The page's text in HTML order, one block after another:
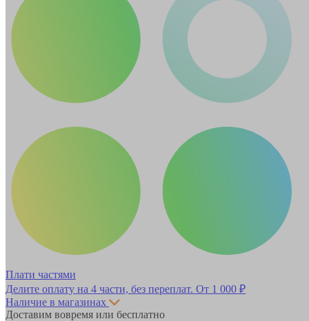
Плати частями
Делите оплату на 4 части, без переплат. От 1 000 ₽
Наличие в магазинах
Доставим вовремя или бесплатно